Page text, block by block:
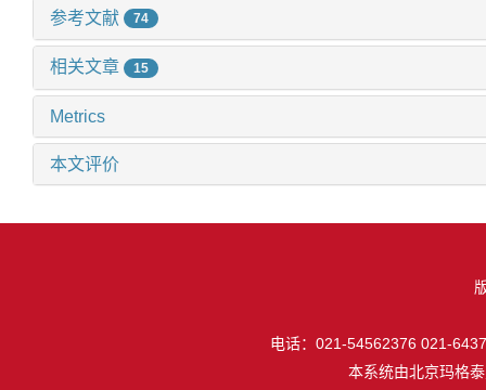
参考文献 74
相关文章 15
Metrics
本文评价
电话：021-54562376 021-
本系统由北京玛格